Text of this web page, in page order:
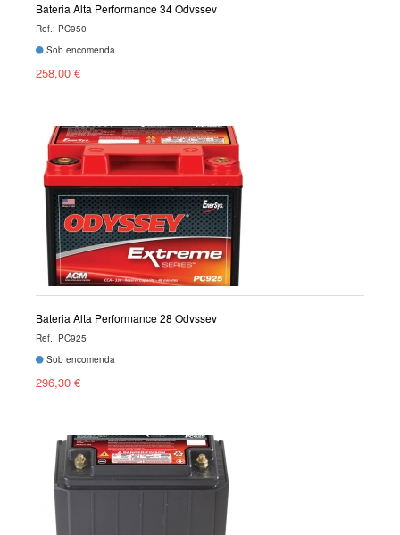
Bateria Alta Performance 34 Odyssey
Ref.: PC950
Sob encomenda
258,00 €
Bateria Alta Performance 28 Odyssey
Ref.: PC925
Sob encomenda
296,30 €